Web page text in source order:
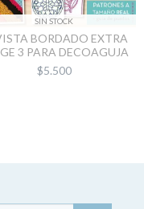
SIN STOCK
BORDADO EXTRA
3 PARA DECOAGUJA
$5.500